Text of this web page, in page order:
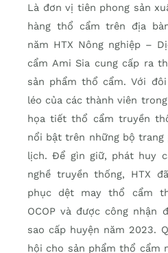
Là đơn vị tiên phong sản
hàng thổ cẩm trên địa
năm HTX Nông nghiệp –
cẩm Ami Sia cung cấp ra
sản phẩm thổ cẩm. Với
léo của các thành viên
họa tiết thổ cẩm truyền
nổi bật trên những bộ trang
lịch. Để gìn giữ, phát huy
nghề truyền thống, HTX
phục dệt may thổ cẩm
OCOP và được công nhận
sao cấp huyện năm 2023.
hội cho sản phẩm thổ cẩm